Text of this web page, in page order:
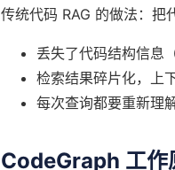
传统代码 RAG 的做法：
丢失了代码结构信息
检索结果碎片化，上
每次查询都要重新理
CodeGraph 工作